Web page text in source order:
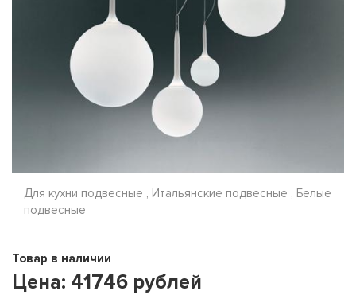
Для кухни подвесные , Итальянские подвесные , Белые
подвесные
Товар в наличии
Цена: 41746 рублей